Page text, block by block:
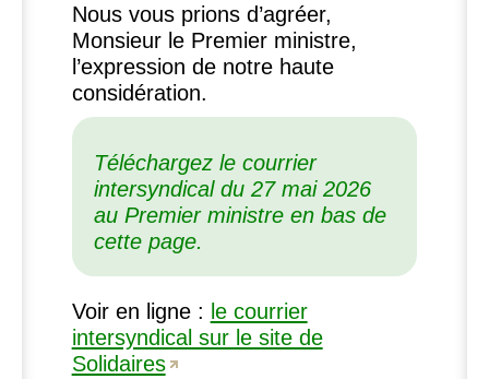
Nous vous prions d’agréer,
Monsieur le Premier ministre,
l’expression de notre haute
considération.
Téléchargez le courrier
intersyndical du 27 mai 2026
au Premier ministre en bas de
cette page.
Voir en ligne : le courrier
intersyndical sur le site de
Solidaires